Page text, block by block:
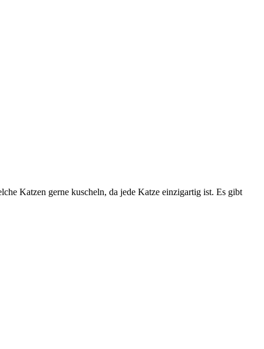
Katzen gerne kuscheln, da jede Katze einzigartig ist. Es gibt